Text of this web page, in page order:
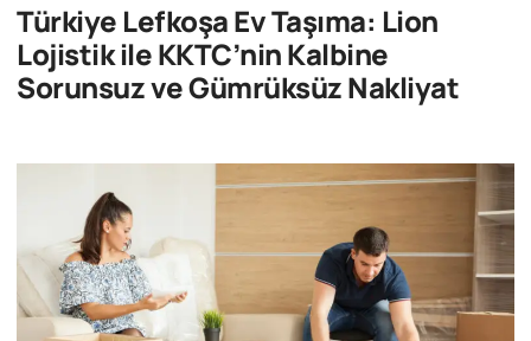
Türkiye Lefkoşa Ev Taşıma: Lion
Lojistik ile KKTC’nin Kalbine
Sorunsuz ve Gümrüksüz Nakliyat